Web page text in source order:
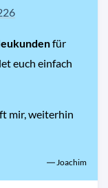
für
euch einfach
mir, weiterhin
―Joachim